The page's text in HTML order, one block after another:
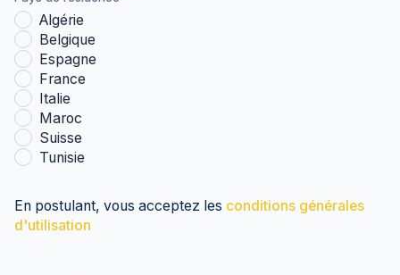
Algérie
Belgique
Espagne
France
Italie
Maroc
Suisse
Tunisie
En postulant, vous acceptez les conditions générales
d'utilisation